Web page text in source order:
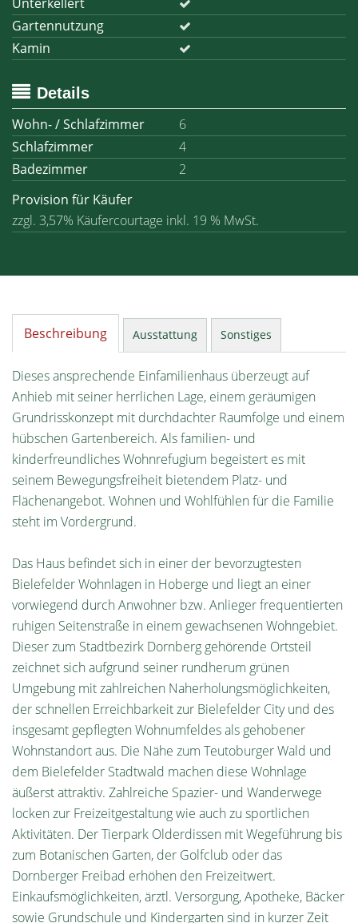
Gartennutzung
Kamin
Details
Wohn- / Schlafzimmer
6
Schlafzimmer
4
Badezimmer
2
Provision für Käufer
zzgl. 3,57% Käufercourtage inkl. 19 % MwSt.
Beschreibung Ausstattung Sonstiges
Dieses ansprechende Einfamilienhaus überzeugt auf
Anhieb mit seiner herrlichen Lage, einem geräumigen
Grundrisskonzept mit durchdachter Raumfolge und einem
hübschen Gartenbereich. Als familien- und
kinderfreundliches Wohnrefugium begeistert es mit
seinem Bewegungsfreiheit bietendem Platz- und
Flächenangebot. Wohnen und Wohlfühlen für die Familie
steht im Vordergrund.
Das Haus befindet sich in einer der bevorzugtesten
Bielefelder Wohnlagen in Hoberge und liegt an einer
vorwiegend durch Anwohner bzw. Anlieger frequentierten
ruhigen Seitenstraße in einem gewachsenen Wohngebiet.
Dieser zum Stadtbezirk Dornberg gehörende Ortsteil
zeichnet sich aufgrund seiner rundherum grünen
Umgebung mit zahlreichen Naherholungsmöglichkeiten,
der schnellen Erreichbarkeit zur Bielefelder City und des
insgesamt gepflegten Wohnumfeldes als gehobener
Wohnstandort aus. Die Nähe zum Teutoburger Wald und
dem Bielefelder Stadtwald machen diese Wohnlage
äußerst attraktiv. Zahlreiche Spazier- und Wanderwege
locken zur Freizeitgestaltung wie auch zu sportlichen
Aktivitäten. Der Tierpark Olderdissen mit Wegeführung bis
zum Botanischen Garten, der Golfclub oder das
Dornberger Freibad erhöhen den Freizeitwert.
Einkaufsmöglichkeiten, ärztl. Versorgung, Apotheke, Bäcker
sowie Grundschule und Kindergarten sind in kurzer Zeit